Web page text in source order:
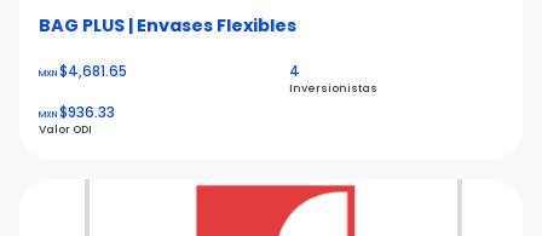
BAG PLUS | Envases Flexibles
MXN$4,681.65 4
Inversionistas
MXN$936.33
Valor ODI